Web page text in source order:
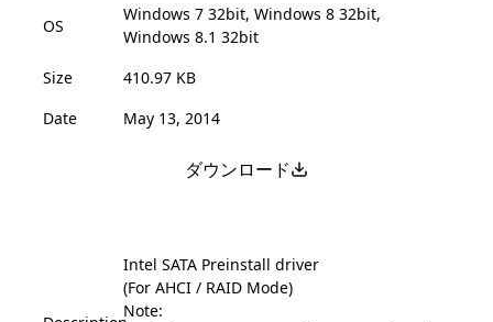
OS
Windows 7 32bit, Windows 8 32bit,
Windows 8.1 32bit
Size
410.97 KB
Date
May 13, 2014
ダウンロード
Intel SATA Preinstall driver
(For AHCI / RAID Mode)
Note: